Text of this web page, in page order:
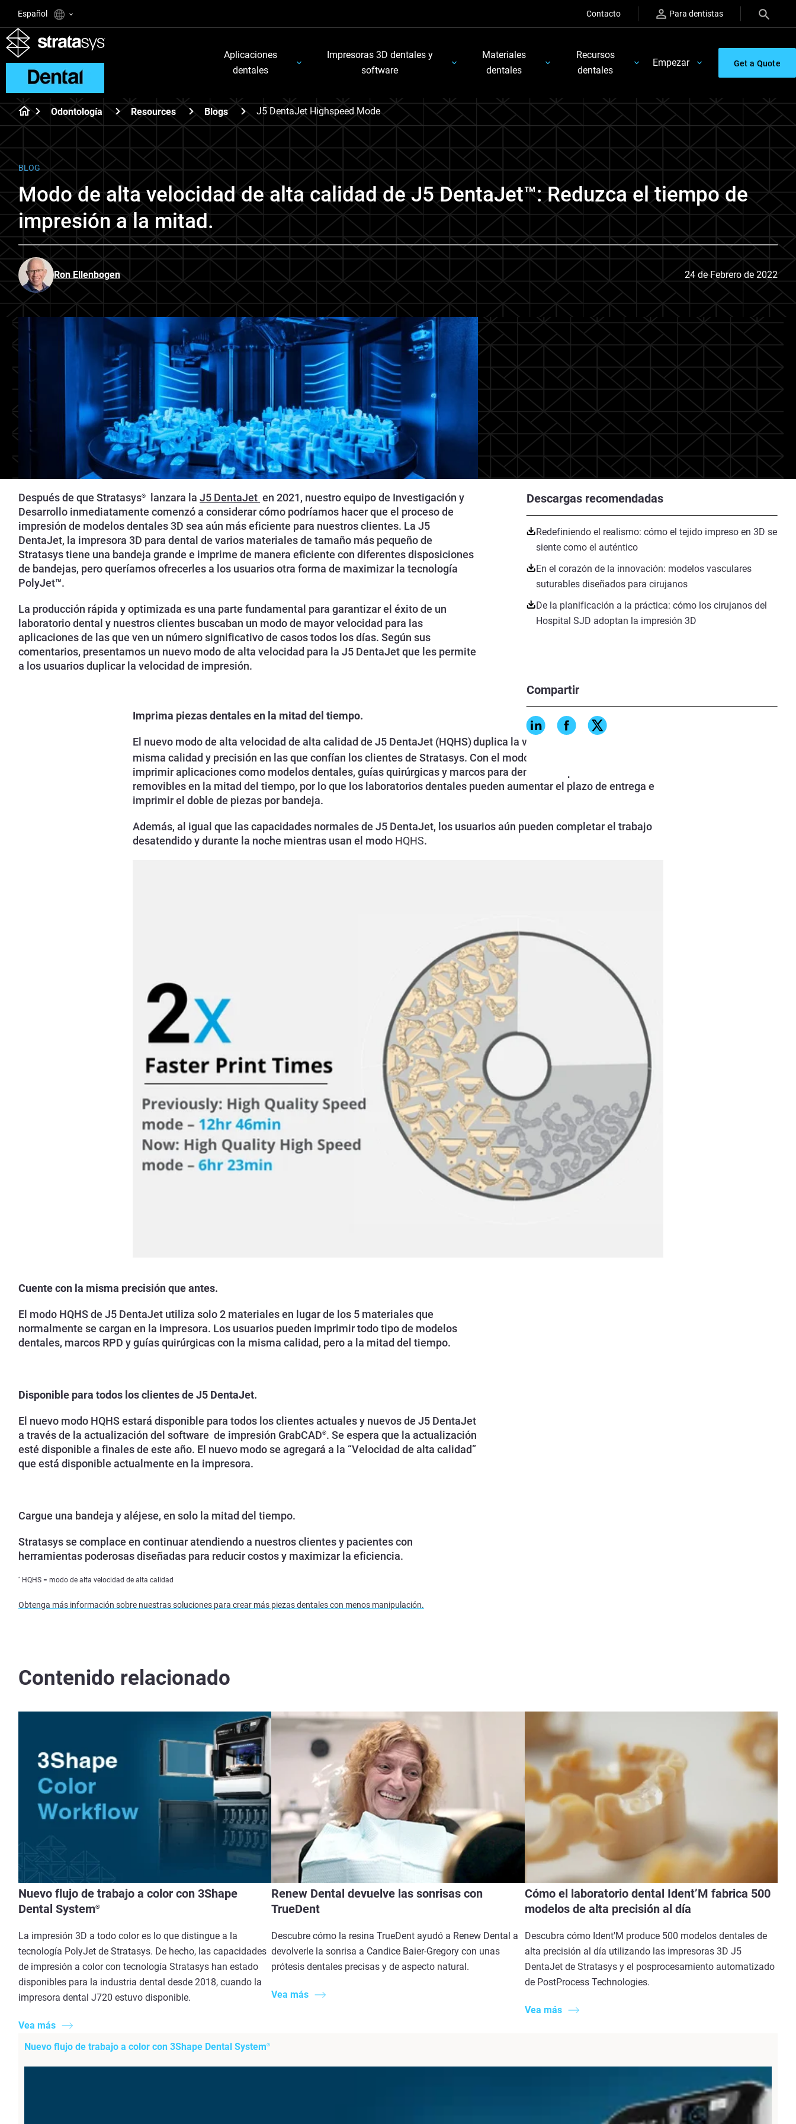
Español Contacto Para dentistas
Aplicaciones
dentales
Impresoras 3D dentales y
software
Materiales
dentales
Recursos
dentales
Empezar Get a Quote
Odontología Resources Blogs J5 DentaJet Highspeed Mode
BLOG
Modo de alta velocidad de alta calidad de J5 DentaJet™: Reduzca el tiempo de
impresión a la mitad.
Ron Ellenbogen 24 de Febrero de 2022
Descargas recomendadas
Redefiniendo el realismo: cómo el tejido impreso en 3D se
siente como el auténtico
En el corazón de la innovación: modelos vasculares
suturables diseñados para cirujanos
De la planificación a la práctica: cómo los cirujanos del
Hospital SJD adoptan la impresión 3D
Compartir
Después de que Stratasys® lanzara la J5 DentaJet en 2021, nuestro equipo de Investigación y
Desarrollo inmediatamente comenzó a considerar cómo podríamos hacer que el proceso de
impresión de modelos dentales 3D sea aún más eficiente para nuestros clientes. La J5
DentaJet, la impresora 3D para dental de varios materiales de tamaño más pequeño de
Stratasys tiene una bandeja grande e imprime de manera eficiente con diferentes disposiciones
de bandejas, pero queríamos ofrecerles a los usuarios otra forma de maximizar la tecnología
PolyJet™.
La producción rápida y optimizada es una parte fundamental para garantizar el éxito de un
laboratorio dental y nuestros clientes buscaban un modo de mayor velocidad para las
aplicaciones de las que ven un número significativo de casos todos los días. Según sus
comentarios, presentamos un nuevo modo de alta velocidad para la J5 DentaJet que les permite
a los usuarios duplicar la velocidad de impresión.
Imprima piezas dentales en la mitad del tiempo.
El nuevo modo de alta velocidad de alta calidad de J5 DentaJet (HQHS)duplica la velocidad de impresión con la
misma calidad y precisión en las que confían los clientes de Stratasys. Con el modo HQHS,
imprimir aplicaciones como modelos dentales, guías quirúrgicas y marcos para dentaduras parciales
removibles en la mitad del tiempo, por lo que los laboratorios dentales pueden aumentar el plazo de entrega e
imprimir el doble de piezas por bandeja.
Además, al igual que las capacidades normales de J5 DentaJet, los usuarios aún pueden completar el trabajo
desatendido y durante la noche mientras usan el modo HQHS.
Cuente con la misma precisión que antes.
El modo HQHS de J5 DentaJet utiliza solo 2 materiales en lugar de los 5 materiales que
normalmente se cargan en la impresora. Los usuarios pueden imprimir todo tipo de modelos
dentales, marcos RPD y guías quirúrgicas con la misma calidad, pero a la mitad del tiempo.
Disponible para todos los clientes de J5 DentaJet.
El nuevo modo HQHS estará disponible para todos los clientes actuales y nuevos de J5 DentaJet
a través de la actualización del software de impresión GrabCAD®. Se espera que la actualización
esté disponible a finales de este año. El nuevo modo se agregará a la “Velocidad de alta calidad”
que está disponible actualmente en la impresora.
Cargue una bandeja y aléjese, en solo la mitad del tiempo.
Stratasys se complace en continuar atendiendo a nuestros clientes y pacientes con
herramientas poderosas diseñadas para reducir costos y maximizar la eficiencia.
* HQHS = modo de alta velocidad de alta calidad
Obtenga más información sobre nuestras soluciones para crear más piezas dentales con menos manipulación.
Contenido relacionado
Nuevo flujo de trabajo a color con 3Shape
Dental System®
La impresión 3D a todo color es lo que distingue a la
tecnología PolyJet de Stratasys. De hecho, las capacidades
de impresión a color con tecnología Stratasys han estado
disponibles para la industria dental desde 2018, cuando la
impresora dental J720 estuvo disponible.
Vea más
Renew Dental devuelve las sonrisas con
TrueDent
Descubre cómo la resina TrueDent ayudó a Renew Dental a
devolverle la sonrisa a Candice Baier-Gregory con unas
prótesis dentales precisas y de aspecto natural.
Vea más
Cómo el laboratorio dental Ident’M fabrica 500
modelos de alta precisión al día
Descubra cómo Ident'M produce 500 modelos dentales de
alta precisión al día utilizando las impresoras 3D J5
DentaJet de Stratasys y el posprocesamiento automatizado
de PostProcess Technologies.
Vea más
Nuevo flujo de trabajo a color con 3Shape Dental System®